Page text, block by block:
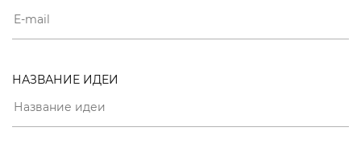
НАЗВАНИЕ ИДЕИ